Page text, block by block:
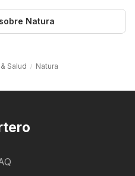
Natura
Salud Natura